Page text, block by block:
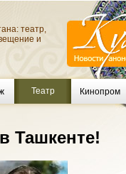
театр,
и
Театр Кинопром
Ташкенте!